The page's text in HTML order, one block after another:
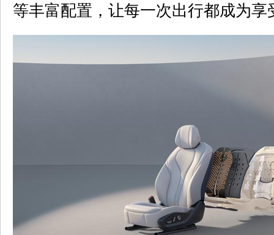
等丰富配置，让每一次出行都成为享